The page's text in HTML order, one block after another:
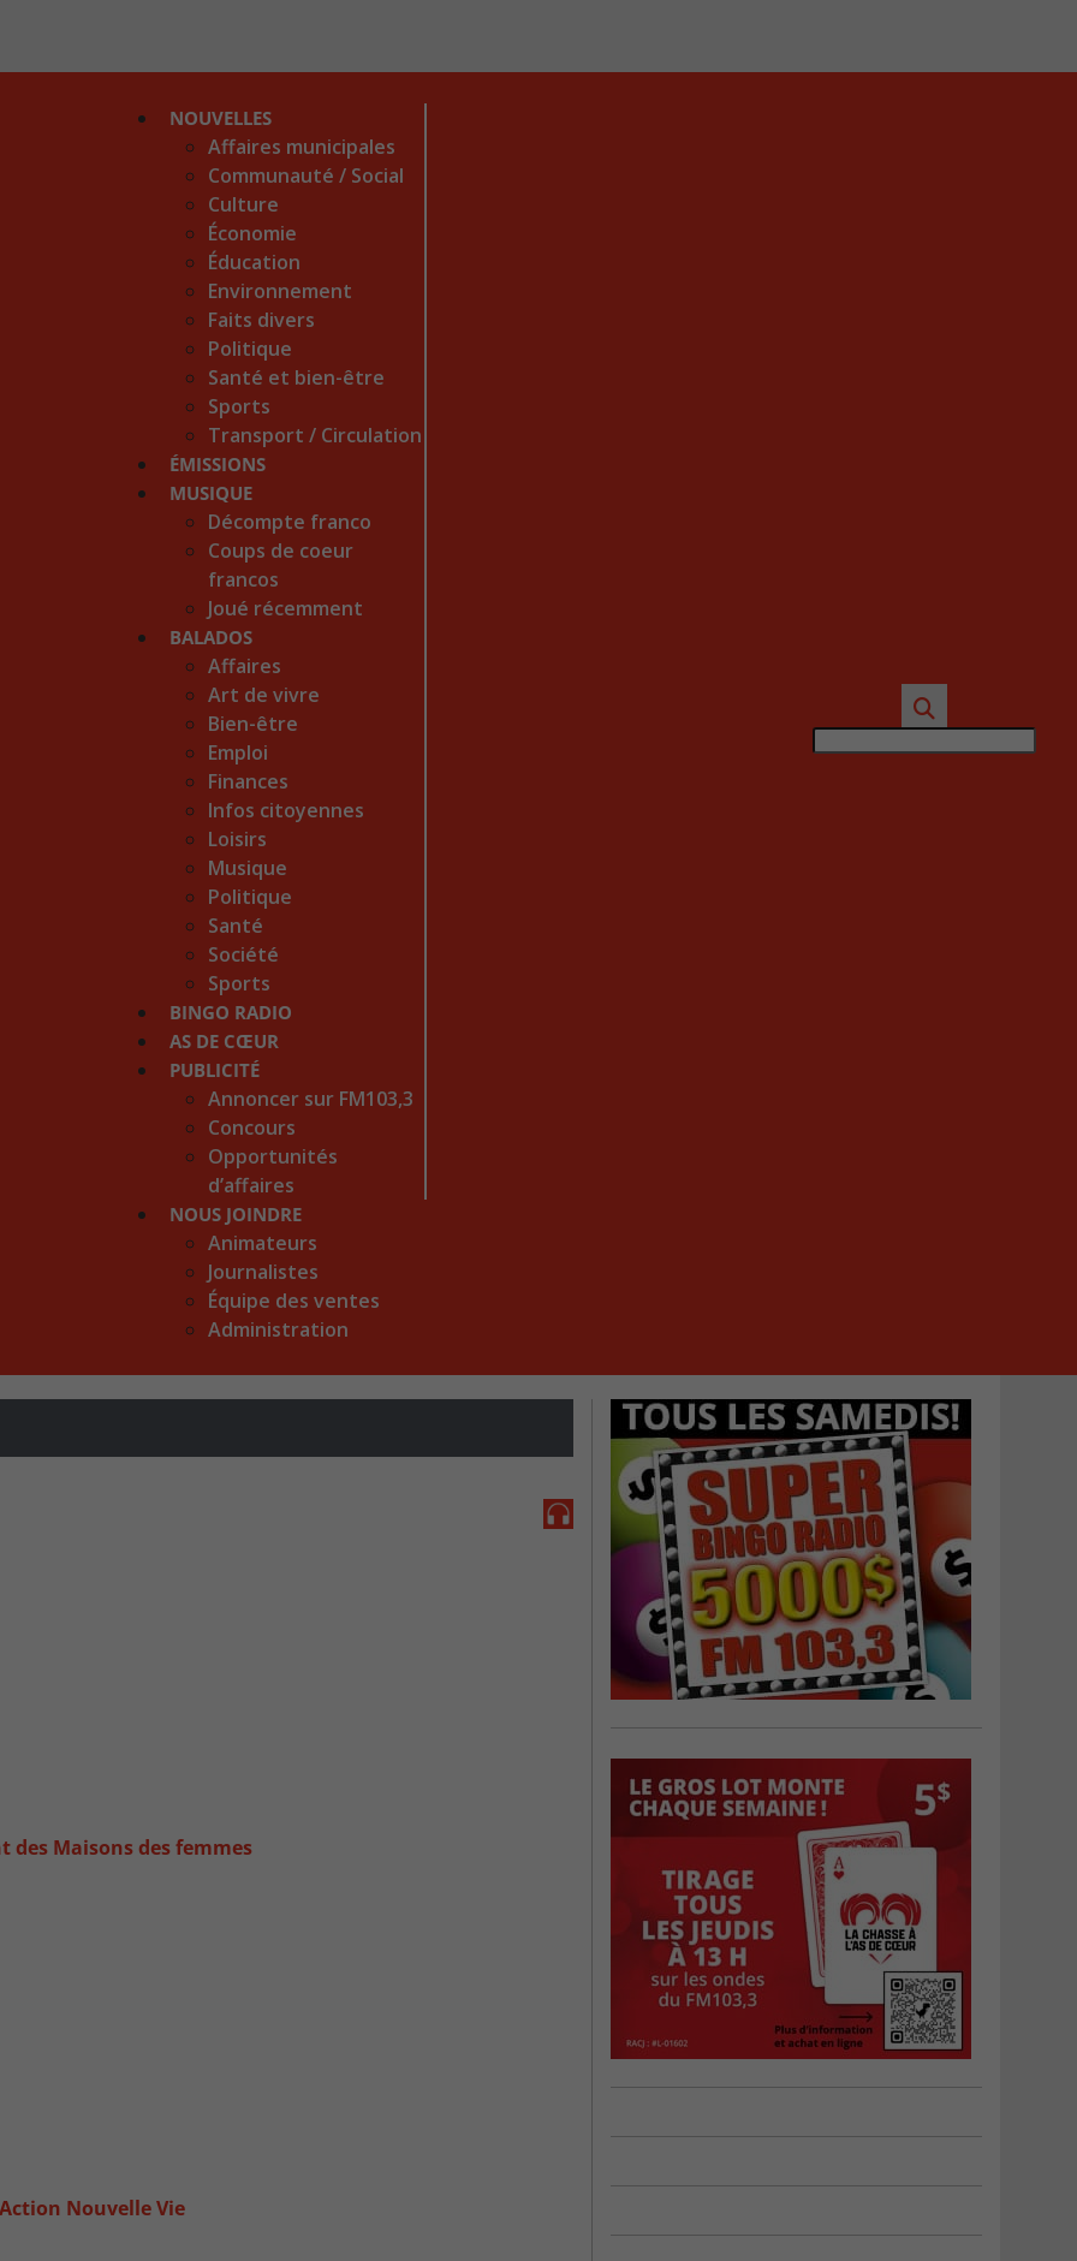
NOUVELLES
Affaires municipales
Communauté / Social
Culture
Économie
Éducation
Environnement
Faits divers
Politique
Santé et bien-être
Sports
Transport / Circulation
ÉMISSIONS
MUSIQUE
Décompte franco
Coups de coeur
francos
Joué récemment
BALADOS
Affaires
Art de vivre
Bien-être
Emploi
Finances
Infos citoyennes
Loisirs
Musique
Politique
Santé
Société
Sports
BINGO RADIO
AS DE CŒUR
PUBLICITÉ
Annoncer sur FM103,3
Concours
Opportunités
d’affaires
NOUS JOINDRE
Animateurs
Journalistes
Équipe des ventes
Administration
des Maisons des femmes
Nouvelle Vie